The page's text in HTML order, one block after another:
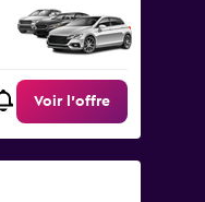
Voir l’offre